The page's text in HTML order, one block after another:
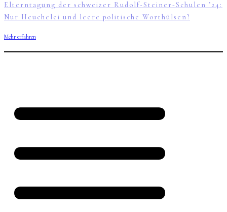
Elterntagung der schweizer Rudolf-Steiner-Schulen ’24:
Nur Heuchelei und leere politische Worthülsen?
Mehr erfahren